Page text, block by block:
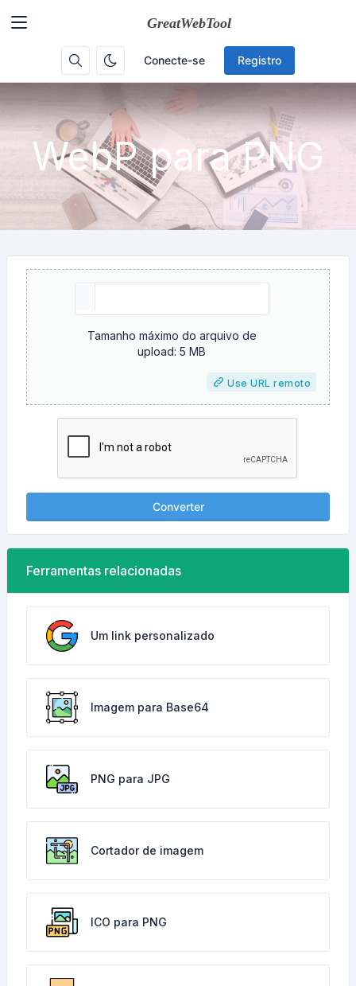
Conecte-se Registro
WebP para PNG
Tamanho máximo do arquivo de
upload: 5 MB
Use URL remoto
Converter
Ferramentas relacionadas
Um link personalizado
Imagem para Base64
PNG para JPG
Cortador de imagem
ICO para PNG